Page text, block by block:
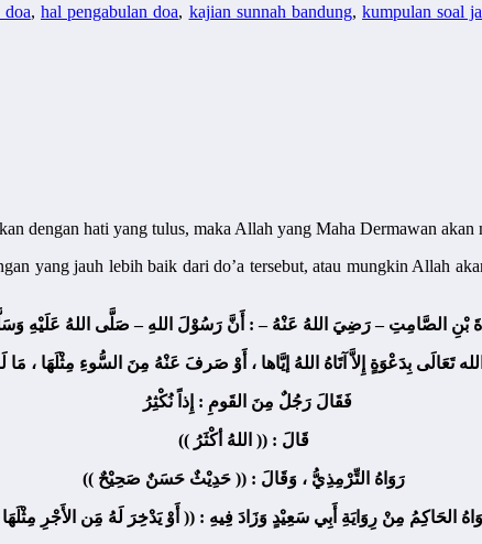
doa, hal pengabulan doa, kajian sunnah bandung,kumpulan soal
dengan hati yang tulus, maka Allah yang Maha Dermawan akan
yang jauh lebih baik dari do’a tersebut, atau mungkin Allah
بْنِ الصَّامِتِ – رَضِيَ اللهُ عَنْهُ – : أَنَّ رَسُوْلَ اللهِ – صَلَّى اللهُ عَلَيْهِ
تَعَالَى بِدَعْوَةٍ إِلاَّ آتَاهُ اللهُ إيَّاها ، أَوْ صَرفَ عَنْهُ مِنَ السُّوءِ مِثْلَهَا ،
فَقَالَ رَجُلٌ مِنَ القَومِ : إِذاً نُكْثِرُ
قَالَ : (( اللهُ أكْثَرُ ))
رَوَاهُ التِّرْمِذِيُّ ، وَقَالَ : (( حَدِيْثٌ حَسَنٌ صَحِيْحٌ ))
الحَاكِمُ مِنْ رِوَايَةِ أَبِي سَعِيْدٍ وَزَادَ فِيهِ : (( أَوْ يَدْخِرَ لَهُ مَِن الأَجْرِ